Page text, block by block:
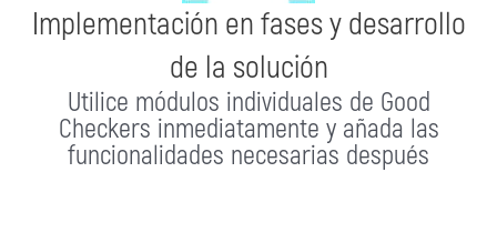
Implementación en fases y desarrollo
de la solución
Utilice módulos individuales de Good
Checkers inmediatamente y añada las
funcionalidades necesarias después